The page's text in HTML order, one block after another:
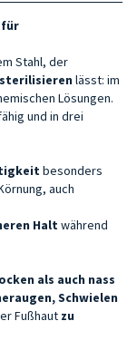
für
Stahl, der
sterilisieren lässt: im
Lösungen.
und in drei
besonders
auch
Halt während
als auch nass
Schwielen
Fußhaut zu